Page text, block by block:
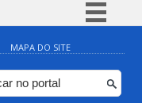
Simplifique!
Comunica BR
Participe
MAPA DO SITE